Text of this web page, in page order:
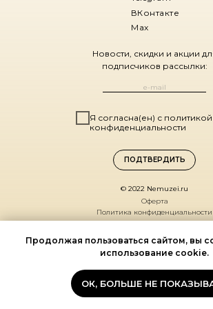
Я согласна(ен) с политикой
конфиденциальности
ПОДТВЕРДИТЬ
Новости, скидки и акции
подписчиков рассылки:
ВКонтакте
Max
Оферта
Политика конфиденциальности
© 2022 Nemuzei.ru
Мы на карте
ул. Комиссара Смирнова, д. 15
(ДК Выборгский, 1 этаж)
Продолжая пользоваться сайтом, вы
использование cookie.
ОК, БОЛЬШЕ НЕ